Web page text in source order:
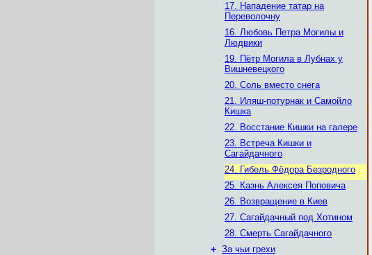
17. Нападение татар на
Переволочну
16. Любовь Петра Могилы и
Людвики
19. Пётр Могила в Лубнах у
Вишневецкого
20. Соль вместо снега
21. Иляш-потурнак и Самойло
Кишка
22. Восстание Кишки на галере
23. Встреча Кишки и
Сагайдачного
24. Гибель Фёдора Безродного
25. Казнь Алексея Поповича
26. Возвращение в Киев
27. Сагайдачный под Хотином
28. Смерть Сагайдачного
+ За чьи грехи